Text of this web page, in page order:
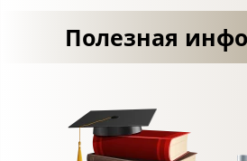
Полезная